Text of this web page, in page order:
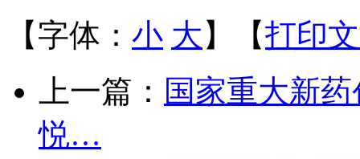
【字体： 小 大 】【打印
上一篇： 国家重大新
悦…